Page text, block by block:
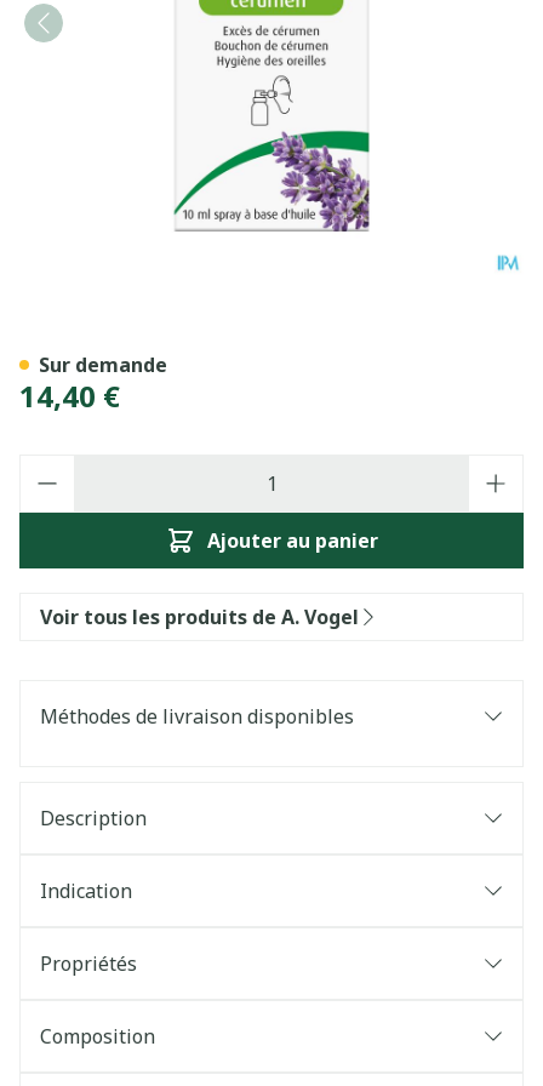
14,40 €
Ajouter au panier
Sur demande
Voir tous les produits de A. Vogel
Méthodes de livraison disponibles
Description
Indication
Propriétés
Composition